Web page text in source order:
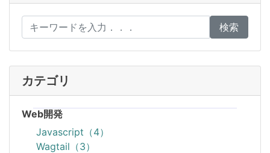
検索
カテゴリ
Web開発
Javascript（4）
Wagtail（3）